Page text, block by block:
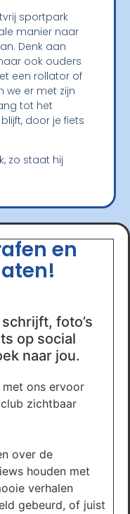
sportpark
manier naar
Denk aan
ook ouders
een rollator of
we er met zijn
tot het
door je fiets
zo staat hij
en
foto’s
op social
naar jou.
met ons ervoor
zichtbaar
over de
houden met
verhalen
gebeurd, of juist